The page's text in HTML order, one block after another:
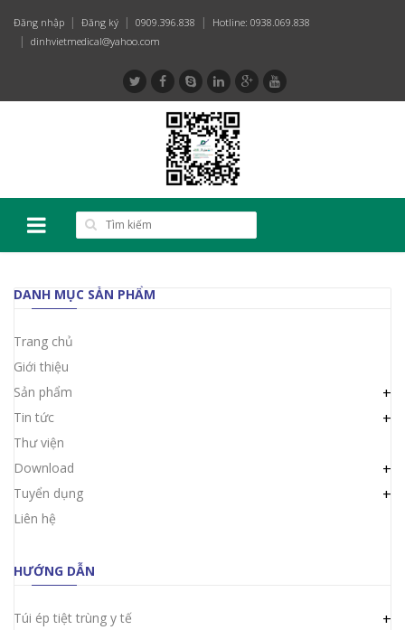
Đăng nhập Đăng ký 0909.396.838
Hotline: 0938.069.838
dinhvietmedical@yahoo.com
DANH MỤC SẢN PHẨM
Trang chủ
Giới thiệu
Sản phẩm
+
Tin tức +
Thư viện
Download
+
Tuyển dụng +
Liên hệ
HƯỚNG DẪN
Túi ép tiệt trùng y tế +